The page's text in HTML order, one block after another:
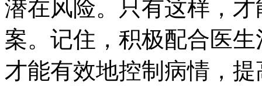
潜在风险。只有这样，
案。记住，积极配合医
才能有效地控制病情，